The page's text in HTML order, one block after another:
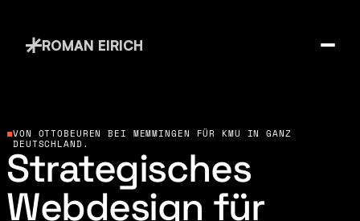
ROMAN EIRICH
VON OTTOBEUREN BEI MEMMINGEN FÜR KMU IN GANZ
DEUTSCHLAND.
Strategisches
Webdesign für